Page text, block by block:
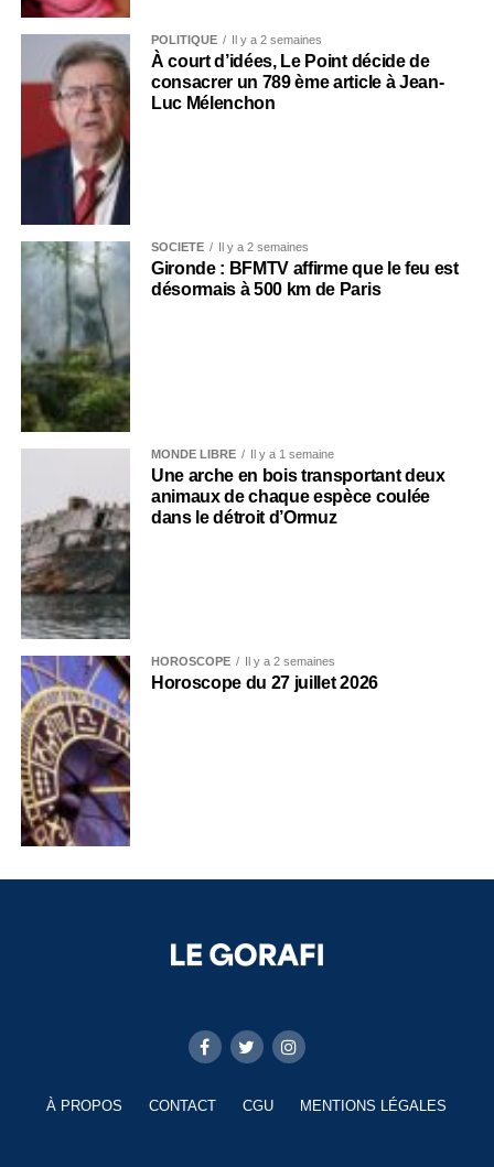
POLITIQUE Il y a 2 semaines
À court d’idées, Le Point décide de
consacrer un 789 ème article à Jean-
Luc Mélenchon
SOCIÉTÉ Il y a 2 semaines
Gironde : BFMTV affirme que le feu est
désormais à 500 km de Paris
MONDE LIBRE Il y a 1 semaine
Une arche en bois transportant deux
animaux de chaque espèce coulée
dans le détroit d’Ormuz
HOROSCOPE Il y a 2 semaines
Horoscope du 27 juillet 2026
À PROPOS CONTACT CGU MENTIONS LÉGALES